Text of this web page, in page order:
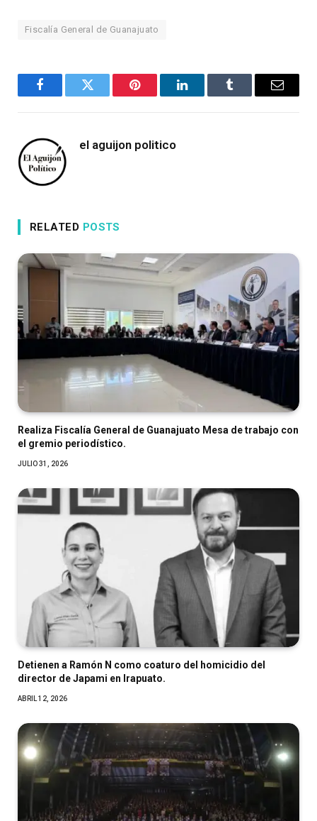
Fiscalía General de Guanajuato
FacebookTwitter Pinterest LinkedInTumblr Email
el aguijon politico
RELATED POSTS
Realiza Fiscalía General de Guanajuato Mesa de trabajo con
el gremio periodístico.
JULIO 31, 2026
Detienen a Ramón N como coaturo del homicidio del
director de Japami en Irapuato.
ABRIL 12, 2026